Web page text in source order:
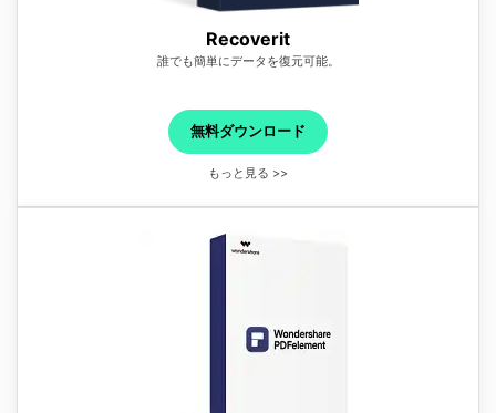
Recoverit
誰でも簡単にデータを復元可能。
無料ダウンロード
もっと見る >>